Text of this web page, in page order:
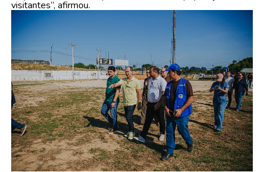
visitantes”, afirmou.